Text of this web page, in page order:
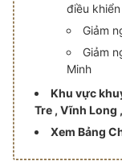
điều
Giảm
Giảm
Minh
Khu vực
Tre , Vĩnh Long
Xem Bảng